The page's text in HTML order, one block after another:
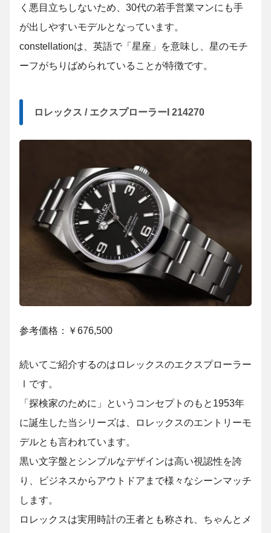
く悪目立ちしないため、30代の若手営業マンにも手
が出しやすいモデルとなっています。
constellationは、英語で「星座」を意味し、星のモチ
ーフがちりばめられていることが特徴です。
ロレックス / エクスプローラーI 214270
参考価格：￥676,500
続いてご紹介するのはロレックスのエクスプローラー
Ⅰです。
「探検家のために」というコンセプトのもと1953年
に誕生した当シリーズは、ロレックスのエントリーモ
デルとも言われています。
黒い文字盤とシンプルなデザインは高い視認性を誇
り、ビジネスからアウトドアまで様々なシーンマッチ
します。
ロレックスは実用時計の王者とも称され、ちゃんとメ